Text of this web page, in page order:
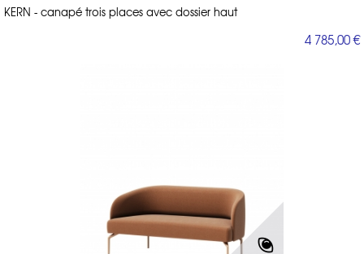
KERN - canapé trois places avec dossier haut
4 785,00 €